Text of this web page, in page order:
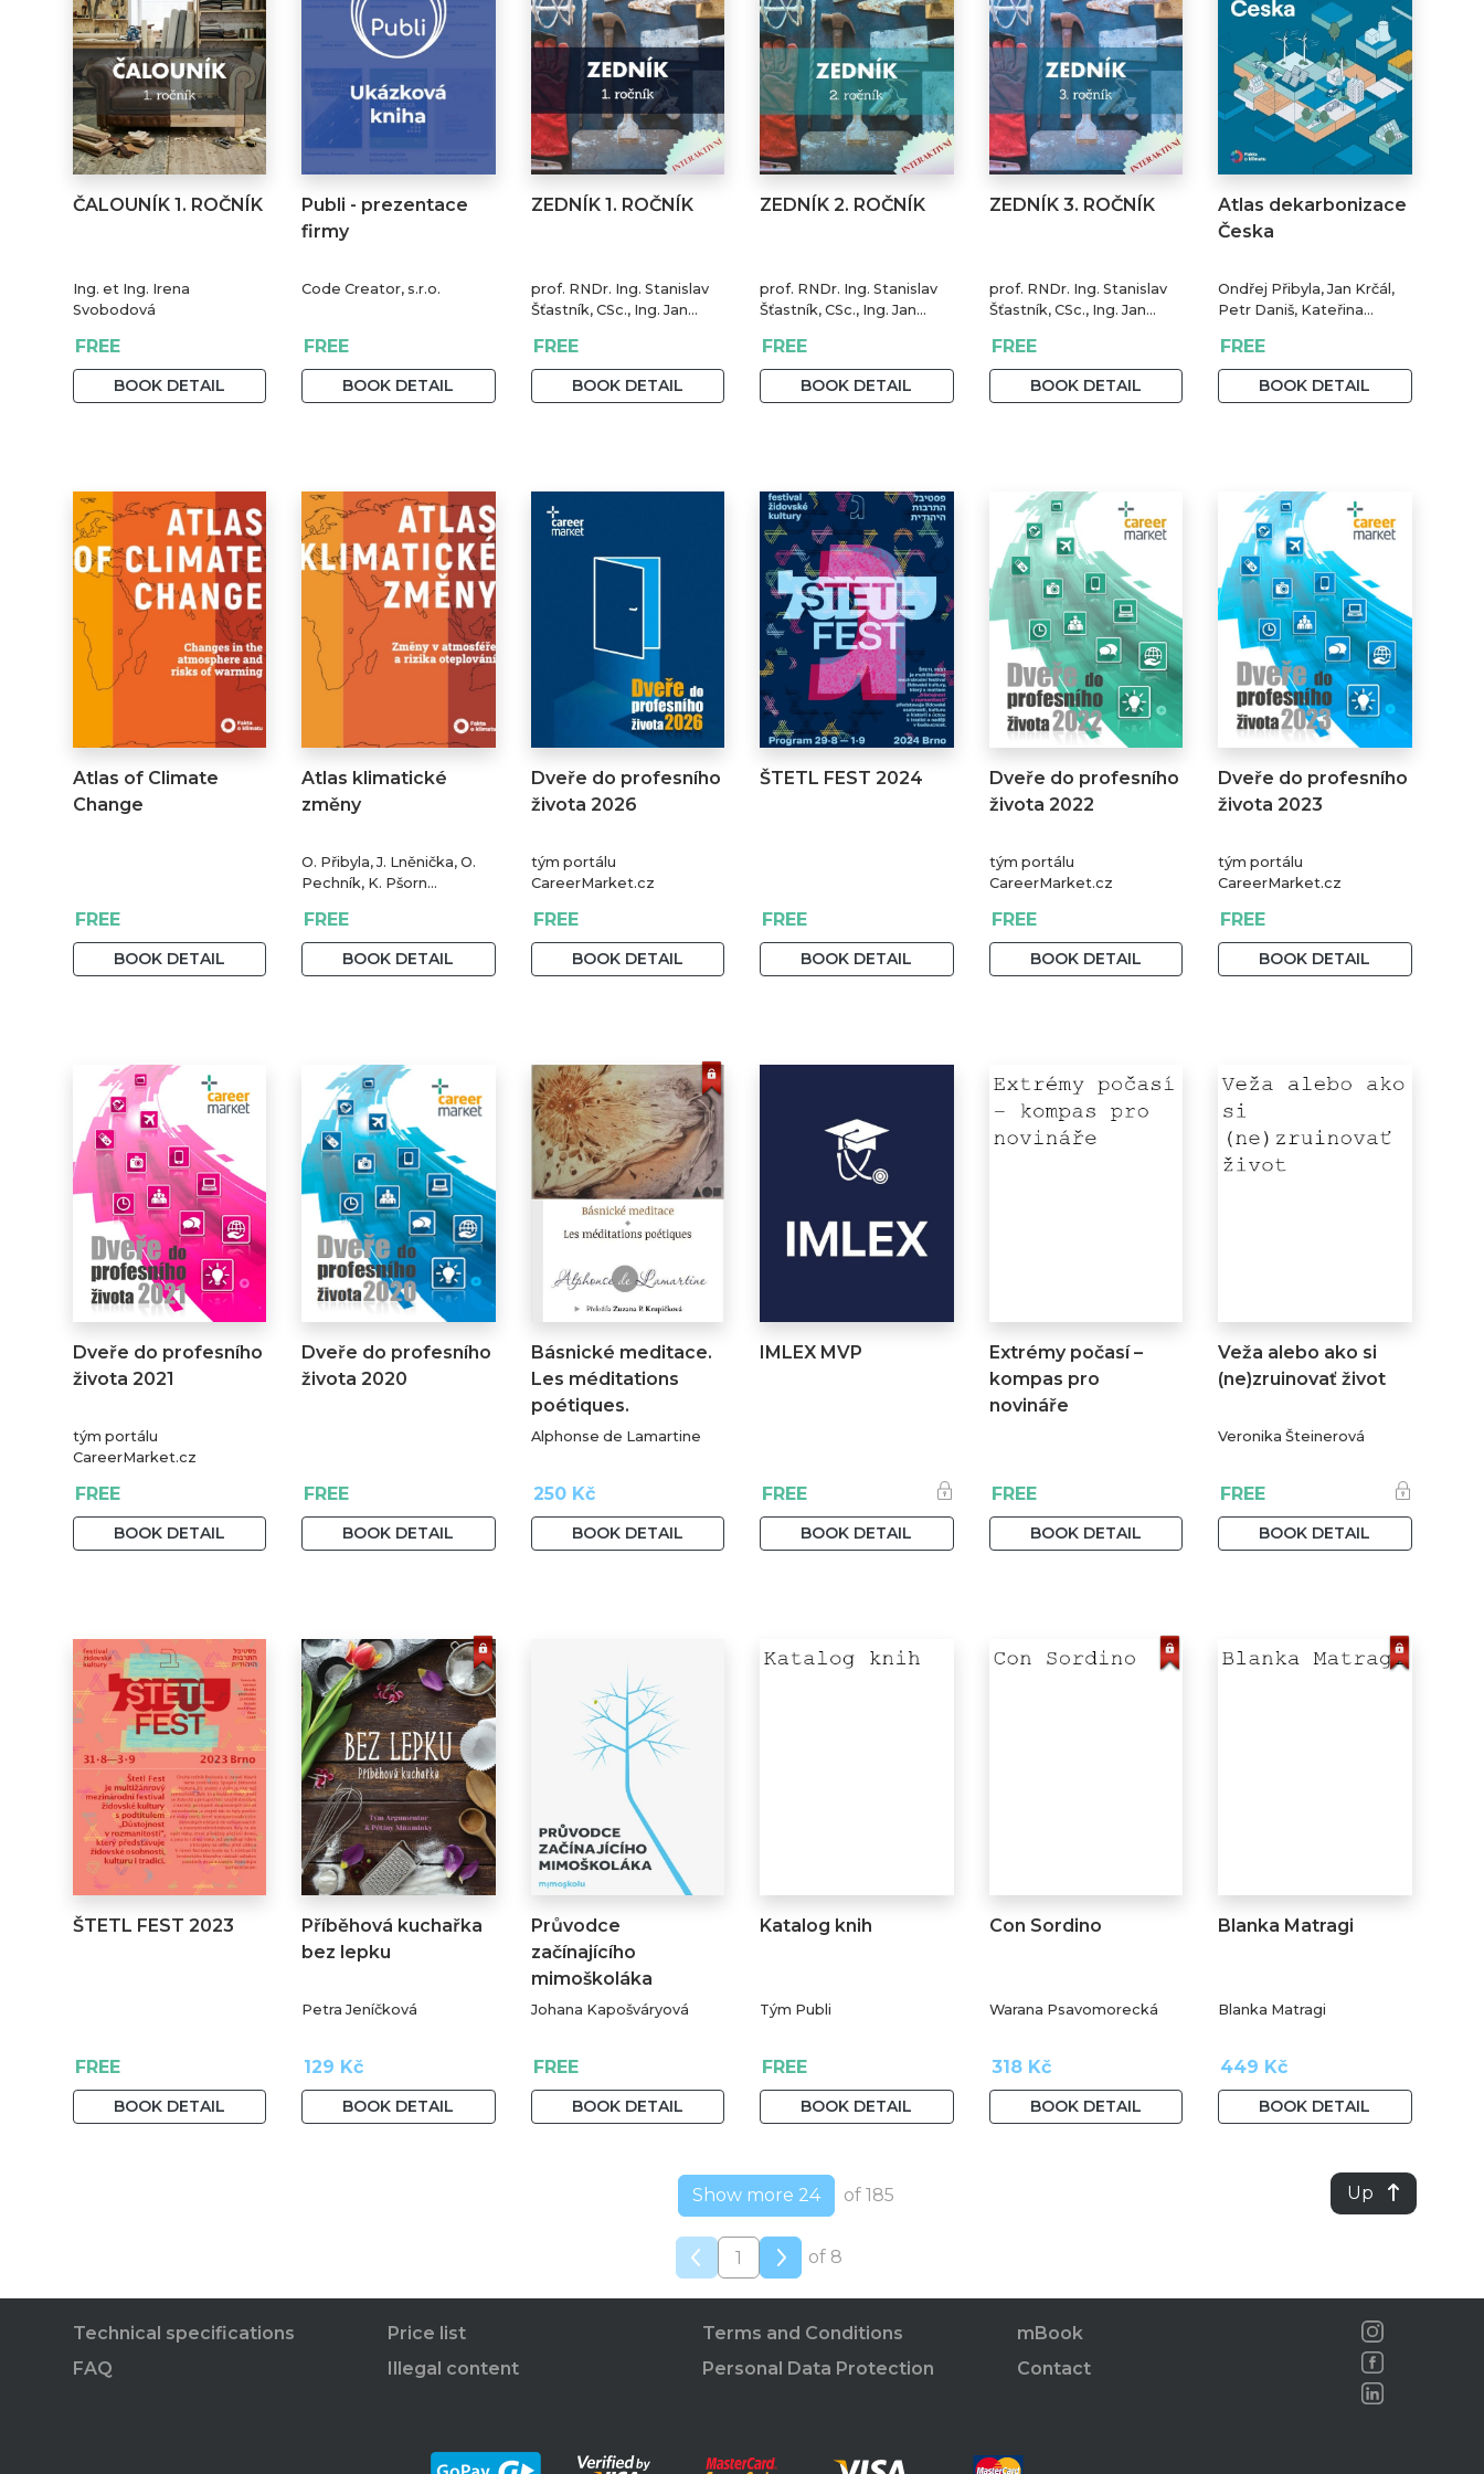
ČALOUNÍK 1. ROČNÍK
Ing. et Ing. Irena
Svobodová
FREE
BOOK DETAIL
Publi - prezentace
firmy
Code Creator, s.r.o.
FREE
BOOK DETAIL
ZEDNÍK 1. ROČNÍK
prof. RNDr. Ing. Stanislav
Šťastník, CSc., Ing. Jan
Stehno
FREE
BOOK DETAIL
ZEDNÍK 2. ROČNÍK
prof. RNDr. Ing. Stanislav
Šťastník, CSc., Ing. Jan
Stehno
FREE
BOOK DETAIL
ZEDNÍK 3. ROČNÍK
prof. RNDr. Ing. Stanislav
Šťastník, CSc., Ing. Jan
Stehno
FREE
BOOK DETAIL
Atlas dekarbonizace
Česka
Ondřej Přibyla, Jan Krčál,
Petr Daniš, Kateřina
Alexandra Snováková
FREE
BOOK DETAIL
Atlas of Climate
Change
FREE
BOOK DETAIL
Atlas klimatické
změny
O. Přibyla, J. Lněnička, O.
Pechník, K. Pšorn
FREE
BOOK DETAIL
Dveře do profesního
života 2026
tým portálu
CareerMarket.cz
FREE
BOOK DETAIL
ŠTETL FEST 2024
FREE
BOOK DETAIL
Dveře do profesního
života 2022
tým portálu
CareerMarket.cz
FREE
BOOK DETAIL
Dveře do profesního
života 2023
tým portálu
CareerMarket.cz
FREE
BOOK DETAIL
Dveře do profesního
života 2021
tým portálu
CareerMarket.cz
FREE
BOOK DETAIL
Dveře do profesního
života 2020
FREE
BOOK DETAIL
Básnické meditace.
Les méditations
poétiques.
Alphonse de Lamartine
250 Kč
BOOK DETAIL
IMLEX MVP
FREE
BOOK DETAIL
Extrémy počasí –
kompas pro
novináře
FREE
BOOK DETAIL
Veža alebo ako si
(ne)zruinovať život
Veronika Šteinerová
FREE
BOOK DETAIL
ŠTETL FEST 2023
FREE
BOOK DETAIL
Příběhová kuchařka
bez lepku
Petra Jeníčková
129 Kč
BOOK DETAIL
Průvodce
začínajícího
mimoškoláka
Johana Kapošváryová
FREE
BOOK DETAIL
Katalog knih
Tým Publi
FREE
BOOK DETAIL
Con Sordino
Warana Psavomorecká
318 Kč
BOOK DETAIL
Blanka Matragi
Blanka Matragi
449 Kč
BOOK DETAIL
Up
Show more 24 of 185
of 8
Technical specifications
FAQ
Price list
Illegal content
Terms and Conditions
Personal Data Protection
mBook
Contact